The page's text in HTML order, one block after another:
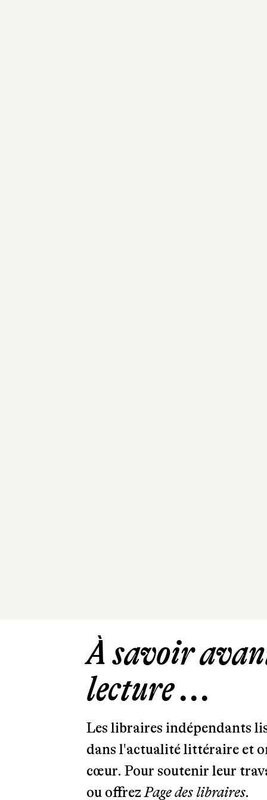
À savoir
lecture ...
Les libraires indépendants
dans l'actualité littéraire et
cœur. Pour soutenir leur
ou offrezPage des libraires.